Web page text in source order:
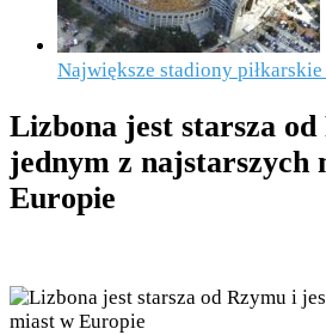
Największe stadiony
Lizbona jest starsza
jednym z najstarszych
Europie